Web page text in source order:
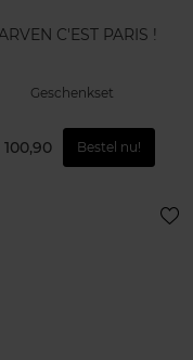
C'EST PARIS !
Geschenkset
Bestel nu!